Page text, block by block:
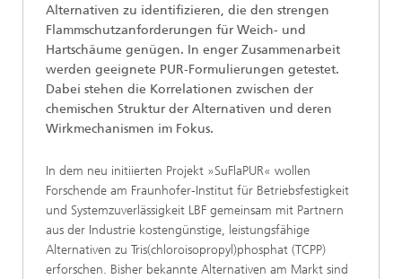
Alternativen zu identifizieren, die den strengen
Flammschutzanforderungen für Weich- und
Hartschäume genügen. In enger Zusammenarbeit
werden geeignete PUR-Formulierungen getestet.
Dabei stehen die Korrelationen zwischen der
chemischen Struktur der Alternativen und deren
Wirkmechanismen im Fokus.
In dem neu initiierten Projekt »SuFlaPUR« wollen
Forschende am Fraunhofer-Institut für Betriebsfestigkeit
und Systemzuverlässigkeit LBF gemeinsam mit Partnern
aus der Industrie kostengünstige, leistungsfähige
Alternativen zu Tris(chloroisopropyl)phosphat (TCPP)
erforschen. Bisher bekannte Alternativen am Markt sind